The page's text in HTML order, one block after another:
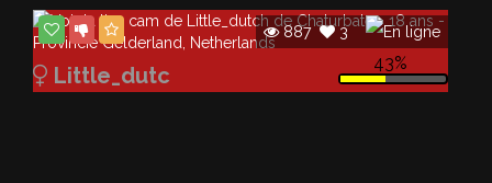
887 3
Little_dutc 43%